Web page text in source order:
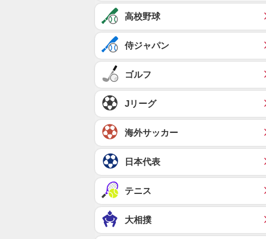
高校野球
侍ジャパン
ゴルフ
Jリーグ
海外サッカー
日本代表
テニス
大相撲